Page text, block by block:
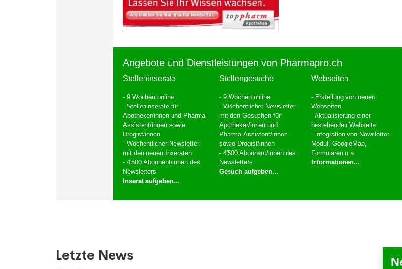
Angebote und Dienstleistungen von Pharmapro.ch
Stelleninserate
- 9 Wochen online
- Stelleninserate für
Apotheker/innen und Pharma-
Assistent/innen sowie
Drogist/innen
- Wöchentlicher Newsletter
mit den neuen Inseraten
- 4'500 Abonnent/innen des
Newsletters
Inserat aufgeben...
Stellengesuche
- 9 Wochen online
- Wöchentlicher Newsletter
mit den Gesuchen für
Apotheker/innen und
Pharma-Assistent/innen
sowie Drogist/innen
- 4'500 Abonnent/innen des
Newsletters
Gesuch aufgeben...
Webseiten
- Erstellung von neuen
Webseiten
- Aktualisierung einer
bestehenden Webseite
- Integration von Newsletter-
Modul, GoogleMap,
Formularen u.a.
Informationen...
Letzte News